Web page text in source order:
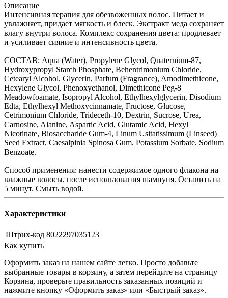
Описание
Интенсивная терапия для обезвоженных волос. Питает и
увлажняет, придает мягкость и блеск. Экстракт меда сохраняет
влагу внутри волоса. Комплекс сохранения цвета: продлевает
и усиливает сияние и интенсивность цвета.
СОСТАВ: Aqua (Water), Propylene Glycol, Quaternium-87,
Hydroxypropyl Starch Phosphate, Behentrimonium Chloride,
Cetearyl Alcohol, Glycerin, Parfum (Fragrance), Amodimethicone,
Hexylene Glycol, Phenoxyethanol, Dimethicone Peg-8
Meadowfoamate, Isopropyl Alcohol, Ethylhexylglycerin, Disodium
Edta, Ethylhexyl Methoxycinnamate, Fructose, Glucose,
Cetrimonium Chloride, Trideceth-10, Dextrin, Sucrose, Urea,
Carnosine, Alanine, Aspartic Acid, Glutamic Acid, Hexyl
Nicotinate, Biosaccharide Gum-4, Linum Usitatissimum (Linseed)
Seed Extract, Caesalpinia Spinosa Gum, Potassium Sorbate, Sodium
Benzoate.
Способ применения: нанести содержимое одного флакона на
влажные волосы, после использования шампуня. Оставить на
5 минут. Смыть водой.
Характеристики
Штрих-код 8022297035123
Как купить
Оформить заказ на нашем сайте легко. Просто добавьте
выбранные товары в корзину, а затем перейдите на страницу
Корзина, проверьте правильность заказанных позиций и
нажмите кнопку «Оформить заказ» или «Быстрый заказ».